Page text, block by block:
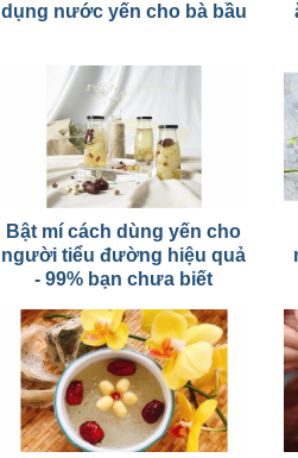
dụng nước yến cho bà bầu
Bật mí cách dùng yến cho
người tiểu đường hiệu quả
- 99% bạn chưa biết